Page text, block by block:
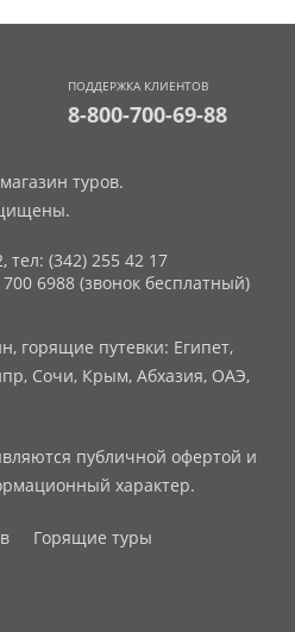
ПОДДЕРЖКА КЛИЕНТОВ
8-800-700-69-88
туров.
тел: (342) 255 42 17
6988 (звонок бесплатный)
горящие путевки: Египет,
Сочи, Крым, Абхазия, ОАЭ,
публичной офертой и
характер.
Горящие туры